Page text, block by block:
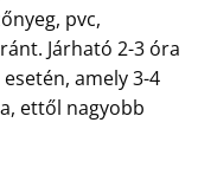
pvc,
Járható 2-3 óra
amely 3-4
ettől nagyobb